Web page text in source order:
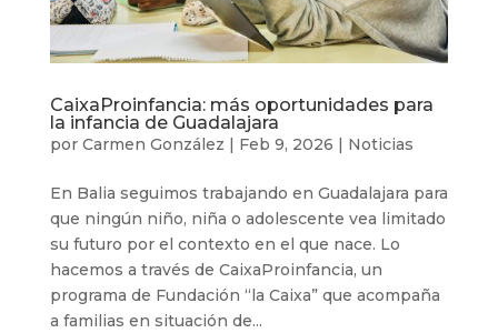
CaixaProinfancia: más oportunidades para
la infancia de Guadalajara
por Carmen González | Feb 9, 2026 | Noticias
En Balia seguimos trabajando en Guadalajara para
que ningún niño, niña o adolescente vea limitado
su futuro por el contexto en el que nace. Lo
hacemos a través de CaixaProinfancia, un
programa de Fundación “la Caixa” que acompaña
a familias en situación de...